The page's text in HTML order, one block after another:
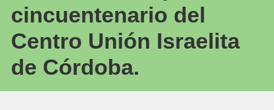
cincuentenario del
Centro Unión Israelita
de Córdoba.